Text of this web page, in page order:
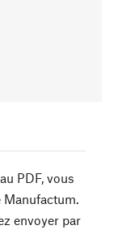
PDF, vous
Manufactum.
envoyer par